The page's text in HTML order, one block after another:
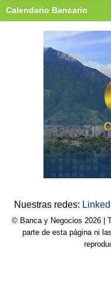
Calendario Bancario
Nuestras redes:
© Banca y Negocios 2026 |
parte de esta página ni